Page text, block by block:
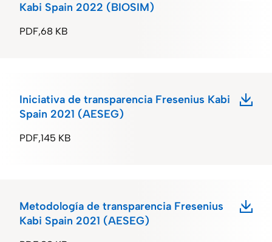
68 KB
PDF
Kabi Spain 2022 (BIOSIM)
145 KB
PDF
Iniciativa de transparencia Fresenius Kabi
Spain 2021 (AESEG)
Metodología de transparencia Fresenius
Kabi Spain 2021 (AESEG)